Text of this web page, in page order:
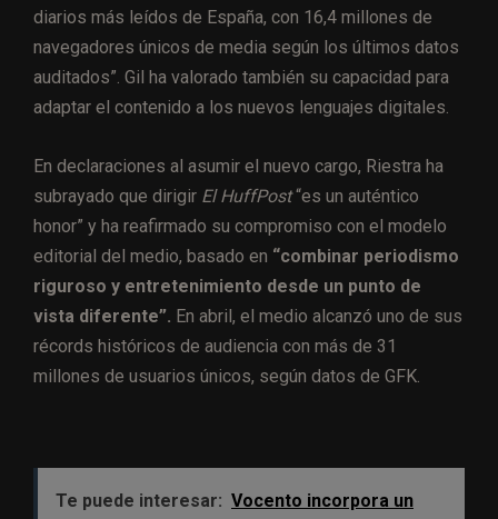
diarios más leídos de España, con 16,4 millones de
navegadores únicos de media según los últimos datos
auditados”. Gil ha valorado también su capacidad para
adaptar el contenido a los nuevos lenguajes digitales.
En declaraciones al asumir el nuevo cargo, Riestra ha
subrayado que dirigir El HuffPost“es un auténtico
honor” y ha reafirmado su compromiso con el modelo
editorial del medio, basado en “combinar periodismo
riguroso y entretenimiento desde un punto de
vista diferente”. En abril, el medio alcanzó uno de sus
récords históricos de audiencia con más de 31
millones de usuarios únicos, según datos de GFK.
Te puede interesar: Vocento incorpora un